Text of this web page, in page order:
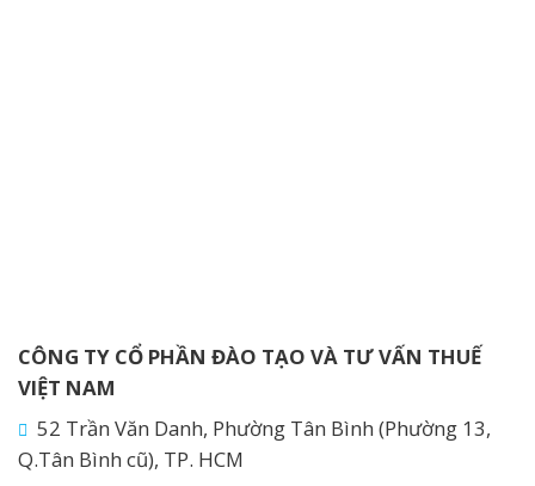
CÔNG TY CỔ PHẦN ĐÀO TẠO VÀ TƯ VẤN THUẾ
VIỆT NAM
52 Trần Văn Danh, Phường Tân Bình (Phường 13,
Q.Tân Bình cũ), TP. HCM